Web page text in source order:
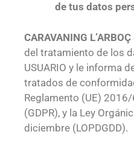
de tus datos
CARAVANING L’ARBOÇ
del tratamiento de los
USUARIO y le informa
tratados de
Reglamento (UE)
(GDPR), y la Ley
diciembre (LOPDGDD).